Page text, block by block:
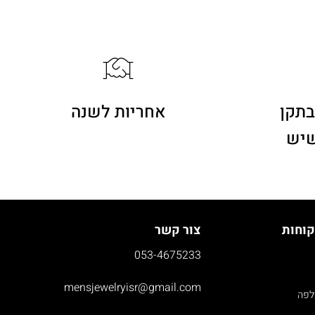
אחריות לשנה
צור קשר
053-4675233
mensjewelryisr@gmail.com